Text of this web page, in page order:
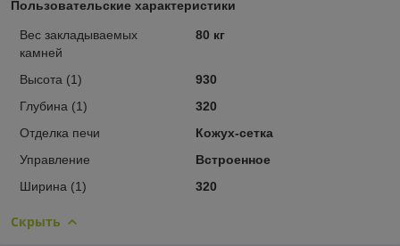
Пользовательские характеристики
Вес закладываемых
камней
80 кг
Высота (1)
930
Глубина (1)
320
Отделка печи
Кожух-сетка
Управление
Встроенное
Ширина (1)
320
Скрыть